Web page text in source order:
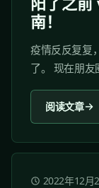
南！
疫情反反复复
了。 现在朋友
放下了。 一
化呢？ 一起来
下，愿大家有
阅读文章
2022年12月